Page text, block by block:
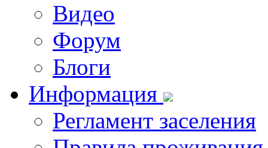
Видео
Форум
Блоги
Информация
Регламент заселения